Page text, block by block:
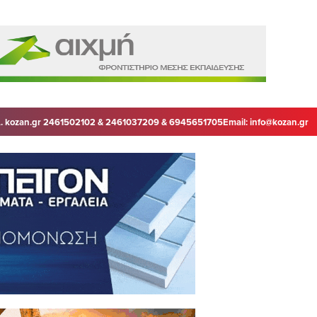
kozan.gr 2461502102 & 2461037209 & 6945651705Email:info@kozan.gr